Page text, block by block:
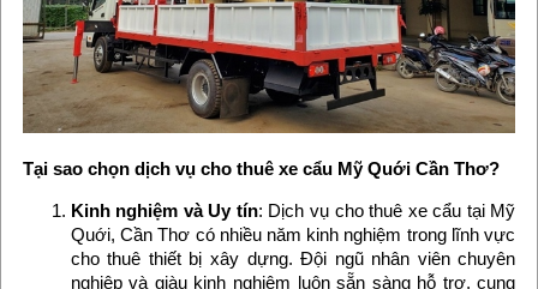
Tại sao chọn dịch vụ cho thuê xe cẩu Mỹ Quới Cần Thơ?
Kinh nghiệm và Uy tín: Dịch vụ cho thuê xe cẩu tại Mỹ
Quới, Cần Thơ có nhiều năm kinh nghiệm trong lĩnh vực
cho thuê thiết bị xây dựng. Đội ngũ nhân viên chuyên
nghiệp và giàu kinh nghiệm luôn sẵn sàng hỗ trợ, cung